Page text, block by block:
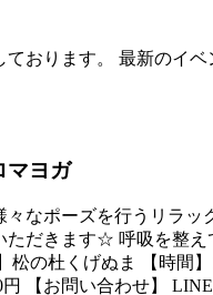
おります。 最新のイベ
マヨガ
なポーズを行うリラ
だきます☆ 呼吸を整
の杜くげぬま 【時間】
【お問い合わせ】